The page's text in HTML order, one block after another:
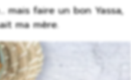
mais faire un bon Yassa,
ma mère.